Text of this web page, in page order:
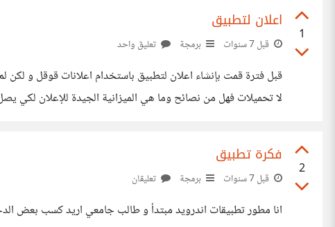
1
اعلان لتطبيق
قبل 7 سنوات برمجة تعليق واحد
لا تحميلات فهل من نصائح وما هي الميزانية الجيدة للإعلان لكي
2
فكرة تطبيق
قبل 7 سنوات برمجة تعليقان
انا مطور تطبيقات اندرويد مبتدأ و طالب جامعي اريد كسب بعض